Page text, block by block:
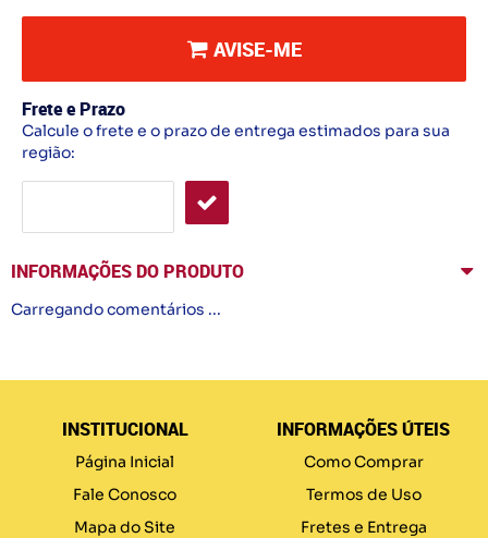
AVISE-ME
Frete e Prazo
Calcule o frete e o prazo de entrega estimados para sua
região:
INFORMAÇÕES DO PRODUTO
Carregando comentários ...
INSTITUCIONAL
Página Inicial
Fale Conosco
Mapa do Site
INFORMAÇÕES ÚTEIS
Como Comprar
Termos de Uso
Fretes e Entrega